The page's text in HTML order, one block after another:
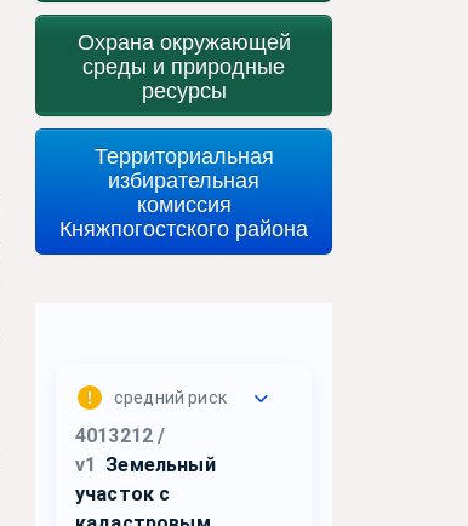
Охрана окружающей
среды и природные
ресурсы
Территориальная
избирательная
комиссия
Княжпогостского района